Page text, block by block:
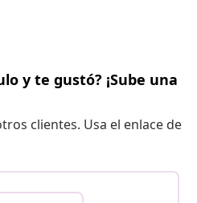
y te gustó? ¡Sube una
clientes. Usa el enlace de